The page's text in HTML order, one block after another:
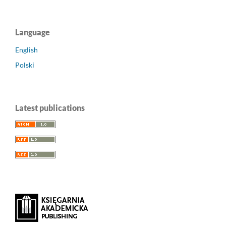
Language
English
Polski
Latest publications